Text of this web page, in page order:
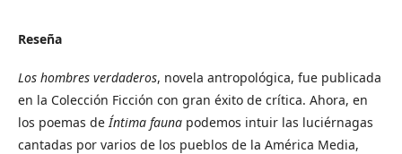
Reseña
Los hombres verdaderos, novela antropológica, fue publicada
en la Colección Ficción con gran éxito de crítica. Ahora, en
los poemas de Íntima fauna podemos intuir las luciérnagas
cantadas por varios de los pueblos de la América Media,